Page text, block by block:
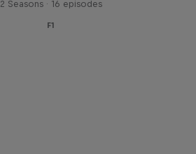
2 Seasons · 16 episodes
F1